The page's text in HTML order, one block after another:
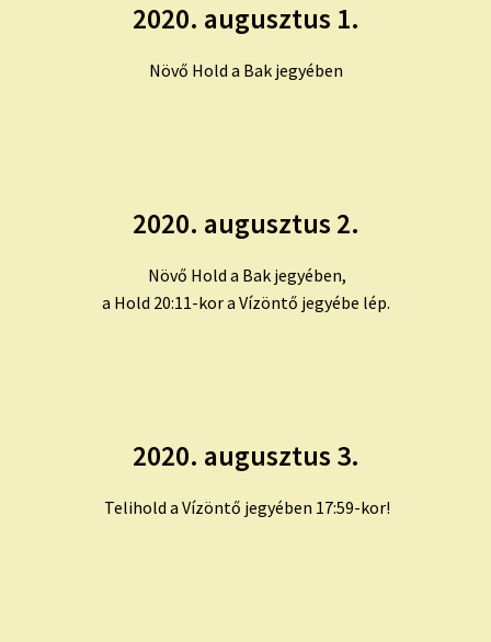
2020. augusztus 1.
Növő Hold a Bak jegyében
2020. augusztus 2.
Növő Hold a Bak jegyében,
a Hold 20:11-kor a Vízöntő jegyébe lép.
2020. augusztus 3.
Telihold a Vízöntő jegyében 17:59-kor!